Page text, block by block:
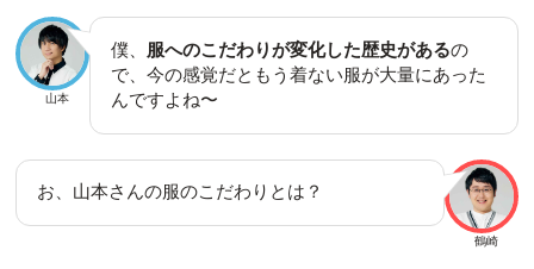
山本
僕、 服へのこだわりが変化した歴史があるの
で、今の感覚だともう着ない服が大量にあった
んですよね〜
鶴崎
お、山本さんの服のこだわりとは？